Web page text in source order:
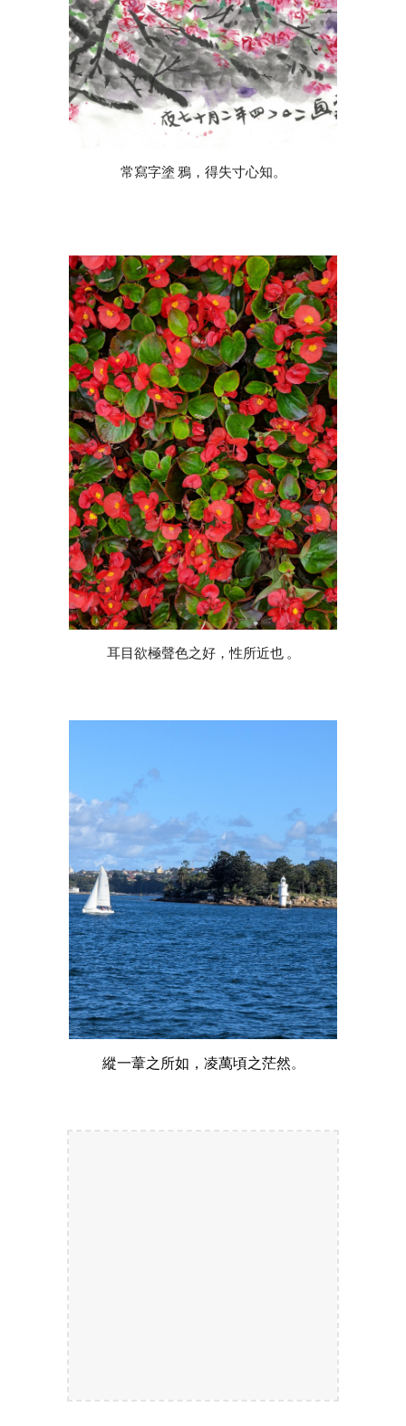
常寫字塗 鴉，得失寸心知。
耳目欲極聲色之好，性所近也 。
縱一葦之所如，凌萬頃之茫然。